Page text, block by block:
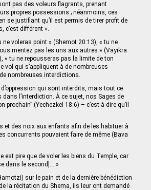
pas des voleurs flagrants, prenant
propres possessions ; néanmoins, ces
se justifiant qu’il est permis de tirer profit de
c’est différent ».
voleras point » (Shemot 20:13), « tu ne
mentez pas les uns aux autres » (Vayikra
« tu ne repousseras pas la limite de ton
qui s’appliquent à de nombreuses
nombreuses interdictions.
qui sont interdits, mais tout ce
l’interdiction. À ce sujet, nos Sages de
(Yechezkel 18:6) – c’est-à-dire qu’il
et des noix aux enfants afin de les habituer à
concurrents pouvaient faire de même (Bava
est pire que de voler les biens du Temple, car
dans le second]… »
sur le pain et de la dernière bénédiction
la récitation du Shema, ils leur ont demandé